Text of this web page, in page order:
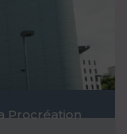
Procréation